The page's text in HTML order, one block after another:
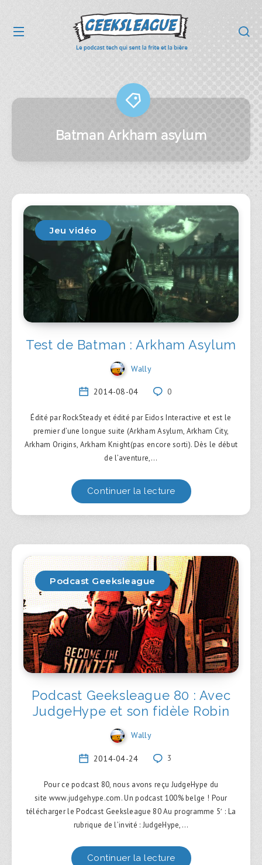
Batman Arkham asylum
Jeu vidéo
Test de Batman : Arkham Asylum
Wally
2014-08-04 0
Édité par RockSteady et édité par Eidos Interactive et est le
premier d’une longue suite (Arkham Asylum, Arkham City,
Arkham Origins, Arkham Knight(pas encore sorti). Dès le début
de l’aventure,…
Continuer la lecture
Podcast Geeksleague
Podcast Geeksleague 80 : Avec
JudgeHype et son fidèle Robin
Wally
2014-04-24 3
Pour ce podcast 80, nous avons reçu JudgeHype du
site www.judgehype.com. Un podcast 100% belge ! Pour
télécharger le Podcast Geeksleague 80 Au programme 5′ : La
rubrique de l’invité : JudgeHype,…
Continuer la lecture